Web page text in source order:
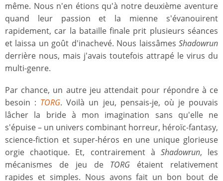
même. Nous n'en étions qu'à notre deuxième aventure
quand leur passion et la mienne s'évanouirent
rapidement, car la bataille finale prit plusieurs séances
et laissa un goût d'inachevé. Nous laissâmes Shadowrun
derrière nous, mais j'avais toutefois attrapé le virus du
multi-genre.
Par chance, un autre jeu attendait pour répondre à ce
besoin : TORG. Voilà un jeu, pensais-je, où je pouvais
lâcher la bride à mon imagination sans qu'elle ne
s'épuise – un univers combinant horreur, héroïc-fantasy,
science-fiction et super-héros en une unique glorieuse
orgie chaotique. Et, contrairement à Shadowrun, les
mécanismes de jeu de TORG étaient relativement
rapides et simples. Nous avons fait un bon bout de